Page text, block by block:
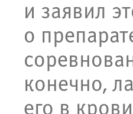
и заявил
о
конечно,
его в